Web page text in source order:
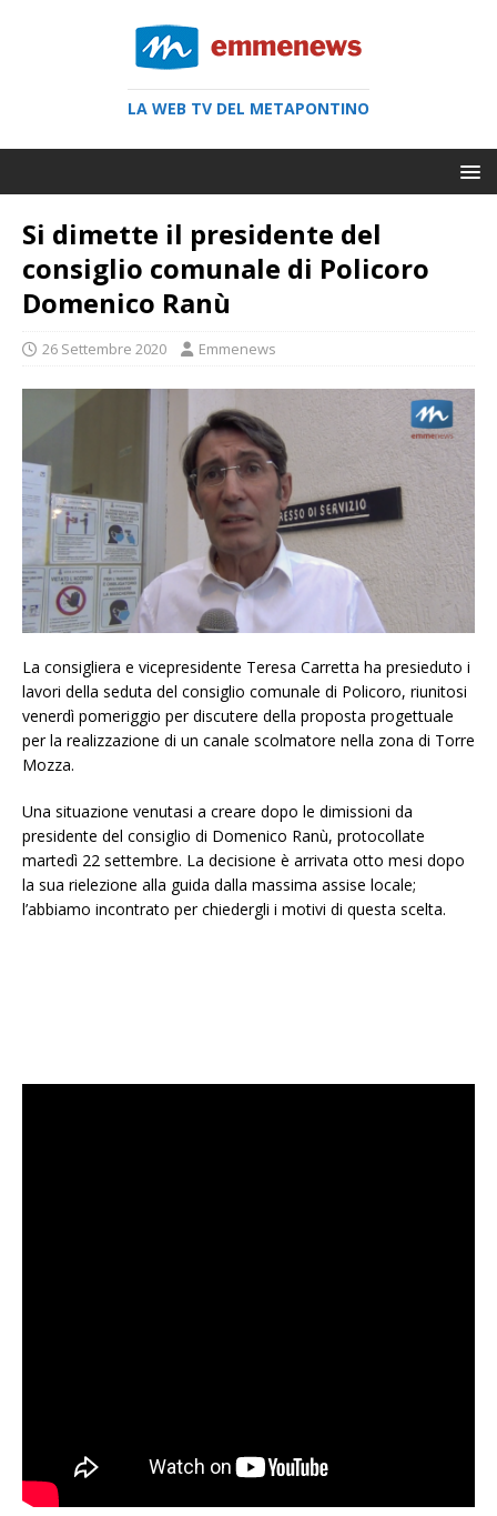
LA WEB TV DEL METAPONTINO
Si dimette il presidente del
consiglio comunale di Policoro
Domenico Ranù
26 Settembre 2020 Emmenews
La consigliera e vicepresidente Teresa Carretta ha presieduto i
lavori della seduta del consiglio comunale di Policoro, riunitosi
venerdì pomeriggio per discutere della proposta progettuale
per la realizzazione di un canale scolmatore nella zona di Torre
Mozza.
Una situazione venutasi a creare dopo le dimissioni da
presidente del consiglio di Domenico Ranù, protocollate
martedì 22 settembre. La decisione è arrivata otto mesi dopo
la sua rielezione alla guida dalla massima assise locale;
l’abbiamo incontrato per chiedergli i motivi di questa scelta.